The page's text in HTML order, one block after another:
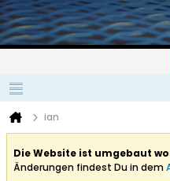
ian
Die Website ist umgebaut
Änderungen findest Du in dem